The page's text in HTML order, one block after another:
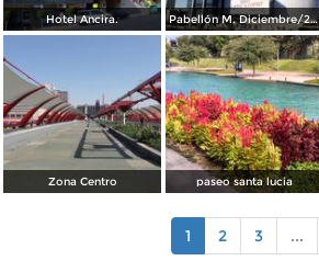
Hotel Ancira. Pabellón M. Diciembre/2016
Zona Centro paseo santa lucia
1 2 3 ...